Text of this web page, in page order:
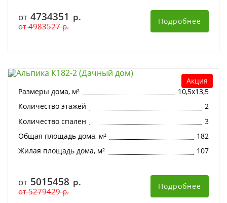
от 4734351 р.
от4983527р.
Подробнее
Акция
Размеры дома, м²
10,5х13,5
Количество этажей
2
Количество спален
3
Общая площадь дома, м²
182
Жилая площадь дома, м²
107
от 5015458 р.
от5279429р.
Подробнее